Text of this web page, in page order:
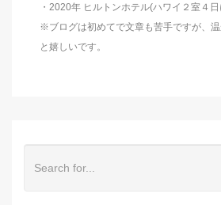
・2020年 ヒルトンホテル(ハワイ２室４日
※ブログは初めてで文章も苦手ですが、
と嬉しいです。